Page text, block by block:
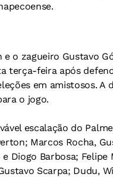
e o zagueiro Gustavo
terça-feira após
em amistosos. A
o jogo.
escalação do
Marcos Rocha,
Diogo Barbosa; Felipe
Scarpa; Dudu,